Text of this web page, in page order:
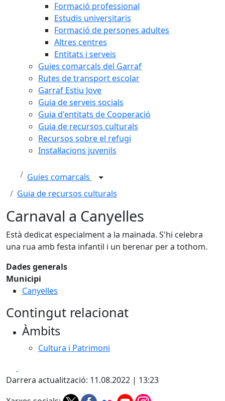
Formació professional
Estudis universitaris
Formació de persones adultes
Altres centres
Entitats i serveis
Guies comarcals del Garraf
Rutes de transport escolar
Garraf Estiu Jove
Guia de serveis socials
Guia d'entitats de Cooperació
Guia de recursos culturals
Recursos sobre el refugi
Instal·lacions juvenils
Guies comarcals
Guia de recursos culturals
Carnaval a Canyelles
Està dedicat especialment a la mainada. S'hi celebra
una rua amb festa infantil i un berenar per a tothom.
Dades generals
Municipi
Canyelles
Contingut relacionat
Àmbits
Cultura i Patrimoni
Darrera actualització: 11.08.2022 | 13:23